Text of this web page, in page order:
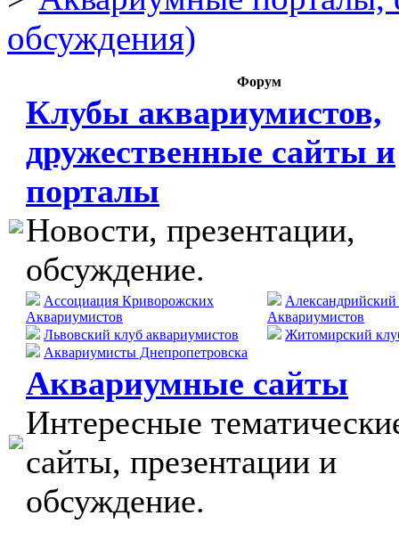
обсуждения)
Форум
Клубы аквариумистов,
дружественные сайты и
порталы
Новости, презентации,
обсуждение.
Ассоциация Криворожских
Аквариумистов
Львовский клуб аквариумистов
Аквариумисты Днепропетровска
Аквариумистов
Житомирский
Аквариумные сайты
Интересные
сайты, презентации и
обсуждение.